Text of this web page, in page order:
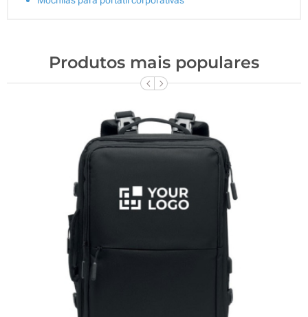
Produtos mais populares